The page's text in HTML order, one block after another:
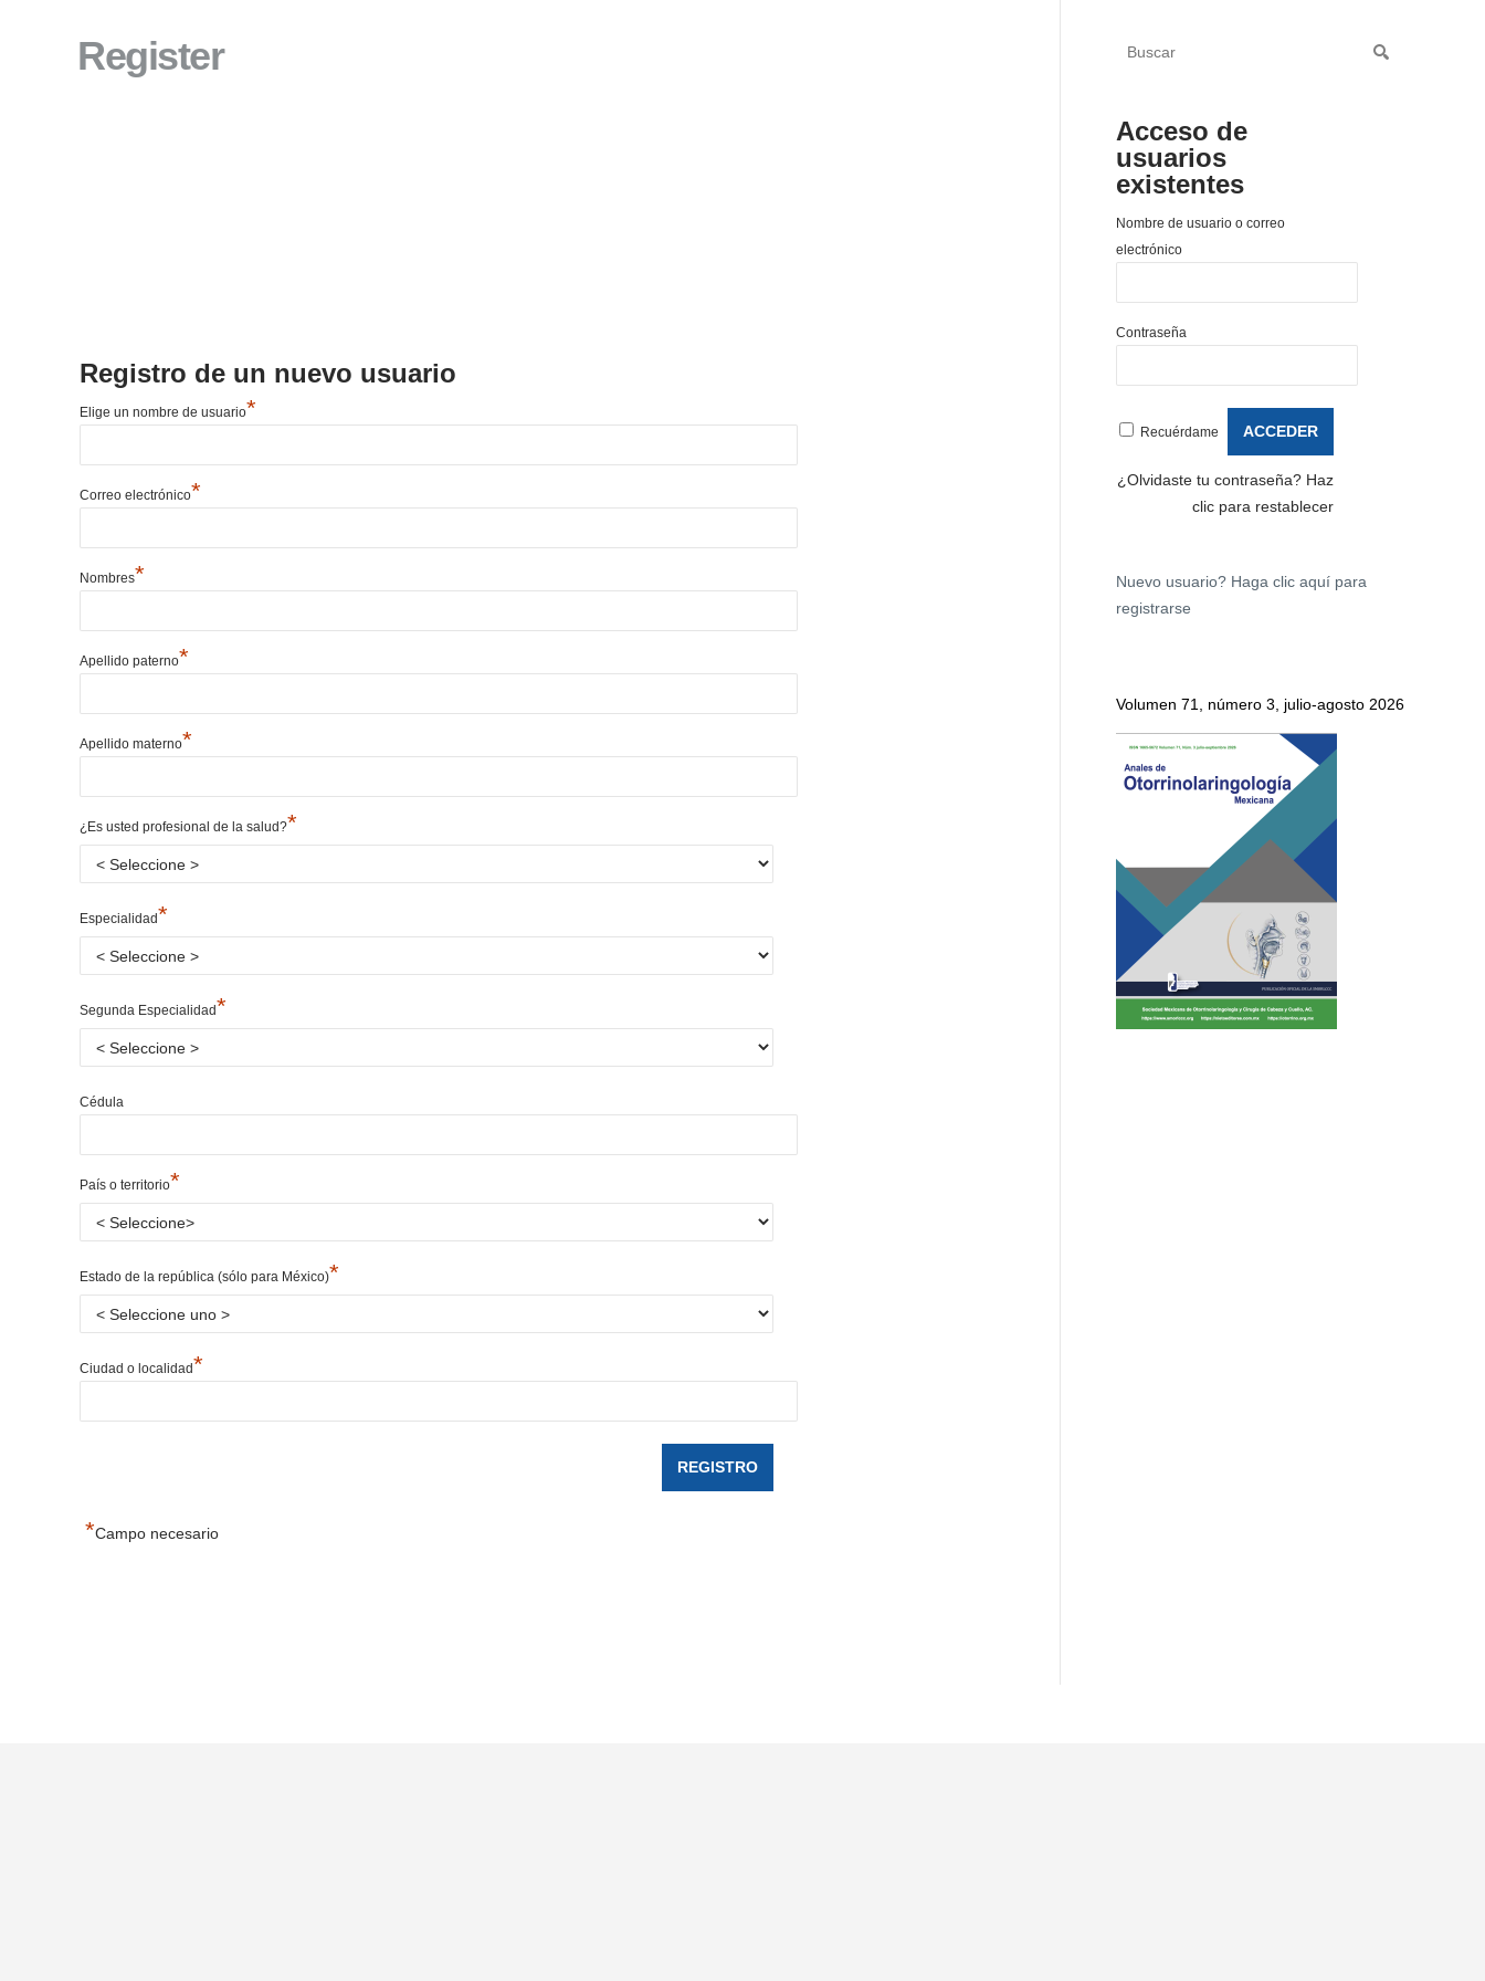
Register
Registro de un nuevo usuario
Elige un nombre de usuario*
Correo electrónico*
Nombres*
Apellido paterno*
Apellido materno*
¿Es usted profesional de la salud?*
Especialidad*
Segunda Especialidad*
Cédula
País o territorio*
Estado de la república (sólo para México)*
Ciudad o localidad*
*Campo necesario
Acceso de
usuarios
existentes
Nombre de usuario o correo
electrónico
Contraseña
Recuérdame
¿Olvidaste tu contraseña? Haz
clic para restablecer
Nuevo usuario? Haga clic aquí para
registrarse
Volumen 71, número 3, julio-agosto 2026